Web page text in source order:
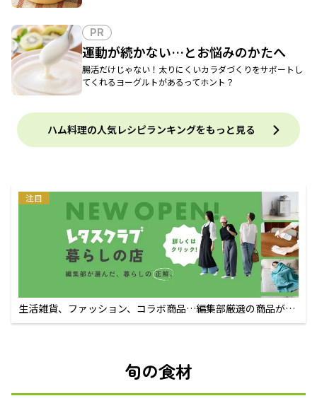
PR
運動が続かない…とお悩みのかたへ
腸活だけじゃない！太りにくいカラダづくりをサポートし
てくれるヨーグルトがあるってホント？
ハム料理の人気レシピランキングをもっと見る
注目
生活雑貨、ファッション、コラボ商品…編集部厳選の商品が買
えるECサイト
旬の食材